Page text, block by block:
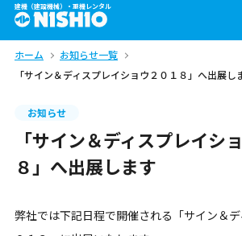
建機（建設機械）・重機レンタル
商品一覧
問合せ依頼リスト
北海道 東北
中部
九州・沖縄（外部）
ホーム
お知らせ一覧
「サイン＆ディスプレイショウ２０１８」へ出展し
お知らせ
「サイン＆ディスプレイシ
８」へ出展します
弊社では下記日程で開催される「サイン＆